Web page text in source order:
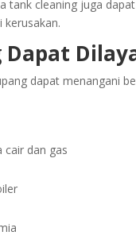
tank cleaning juga
Dapat
dapat menangani
cair dan gas